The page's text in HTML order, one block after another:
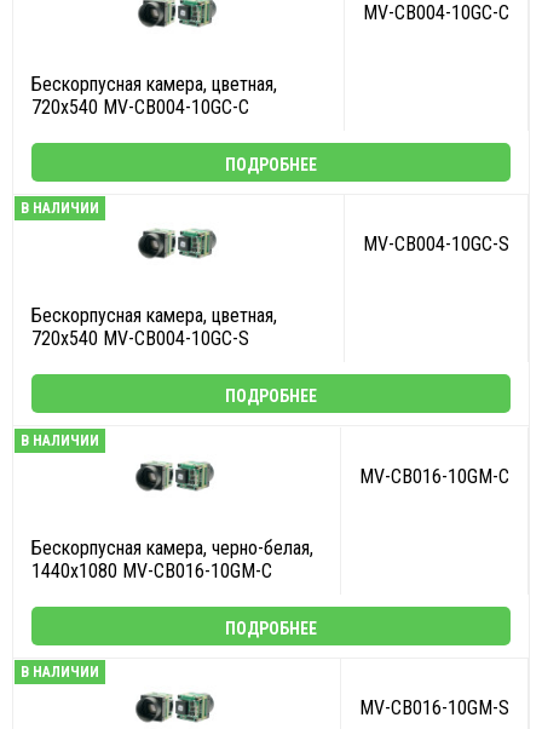
MV-CB004-10GC-C
Бескорпусная камера, цветная,
720x540 MV-CB004-10GC-C
ПОДРОБНЕЕ
В НАЛИЧИИ
MV-CB004-10GC-S
Бескорпусная камера, цветная,
720x540 MV-CB004-10GC-S
ПОДРОБНЕЕ
В НАЛИЧИИ
MV-CB016-10GM-C
Бескорпусная камера, черно-белая,
1440x1080 MV-CB016-10GM-C
ПОДРОБНЕЕ
В НАЛИЧИИ
MV-CB016-10GM-S